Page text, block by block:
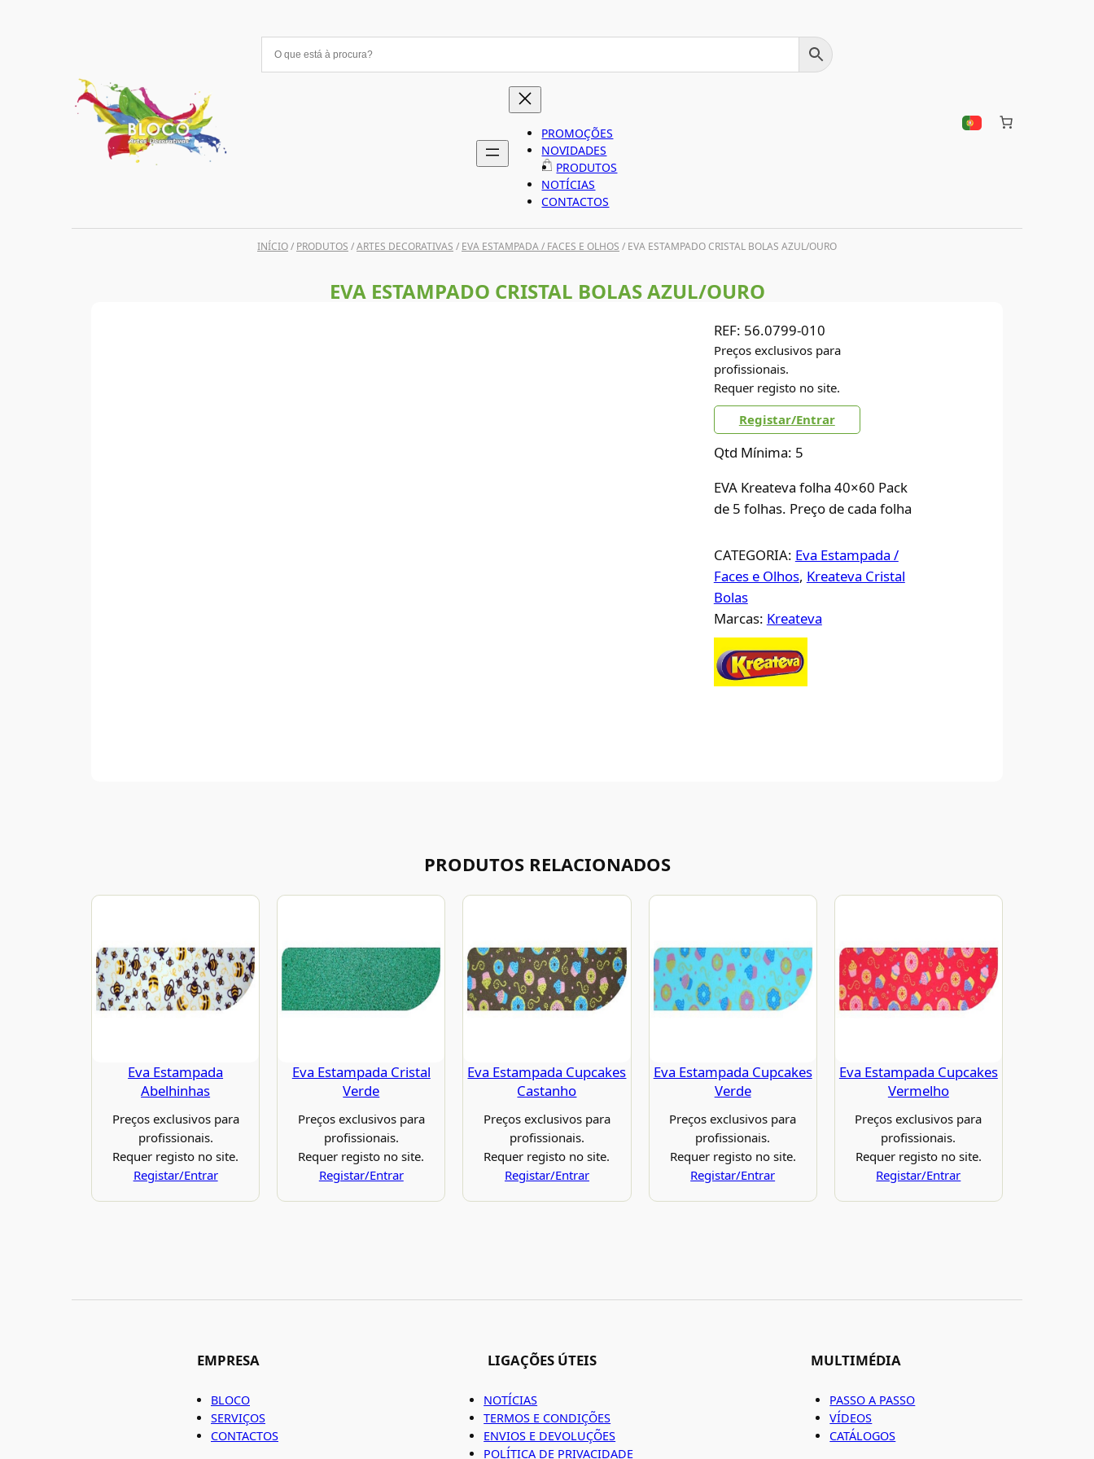
PROMOÇÕES
NOVIDADES
PRODUTOS
NOTÍCIAS
CONTACTOS
INÍCIO/ PRODUTOS /ARTES DECORATIVAS / EVA ESTAMPADA / FACES E OLHOS / EVA ESTAMPADO CRISTAL BOLAS AZUL/OURO
EVA ESTAMPADO CRISTAL BOLAS AZUL/OURO
REF: 56.0799-010
Preços exclusivos para
profissionais.
Requer registo no site.
Registar/Entrar
Qtd Mínima: 5
EVA Kreateva folha 40×60 Pack
de 5 folhas. Preço de cada folha
CATEGORIA: Eva Estampada /
Faces e Olhos, Kreateva Cristal
Bolas
Marcas: Kreateva
PRODUTOS RELACIONADOS
Eva Estampada
Abelhinhas
Preços exclusivos para
profissionais.
Requer registo no site.
Registar/Entrar
Eva Estampada Cristal
Verde
Preços exclusivos para
profissionais.
Requer registo no site.
Registar/Entrar
Eva Estampada Cupcakes
Castanho
Preços exclusivos para
profissionais.
Requer registo no site.
Registar/Entrar
Eva Estampada Cupcakes
Verde
Preços exclusivos para
profissionais.
Requer registo no site.
Registar/Entrar
Eva Estampada Cupcakes
Vermelho
Preços exclusivos para
profissionais.
Requer registo no site.
Registar/Entrar
EMPRESA
BLOCO
SERVIÇOS
CONTACTOS
LIGAÇÕES ÚTEIS
NOTÍCIAS
TERMOS E CONDIÇÕES
ENVIOS E DEVOLUÇÕES
POLÍTICA DE PRIVACIDADE
MULTIMÉDIA
PASSO A PASSO
VÍDEOS
CATÁLOGOS